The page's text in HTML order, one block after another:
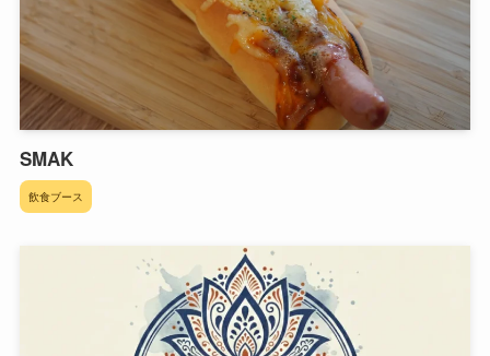
SMAK
飲食ブース